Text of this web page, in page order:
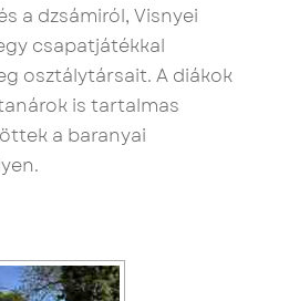
a dzsámiról, Visnyei
csapatjátékkal
osztálytársait. A diákok
is tartalmas
a baranyai